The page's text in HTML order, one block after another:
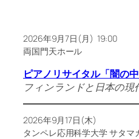
2026年9月7日(月) 19:00
両国門天ホール
ピアノリサイタル「闇の
フィンランドと日本の現
2026年9月17日(木)
タンペレ応用科学大学 サタマ